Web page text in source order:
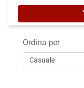
Ordina per